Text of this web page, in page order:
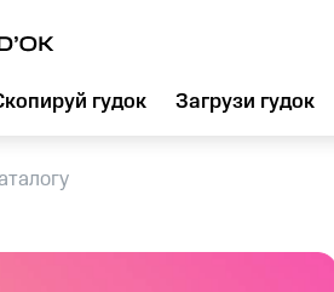
гудок Загрузи гудок